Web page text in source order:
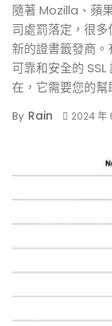
隨著 Mozilla、蘋
司處罰落定，很
新的證書籤發商。
可靠和安全的
在，它需要您的幫
By Rain 2024 年